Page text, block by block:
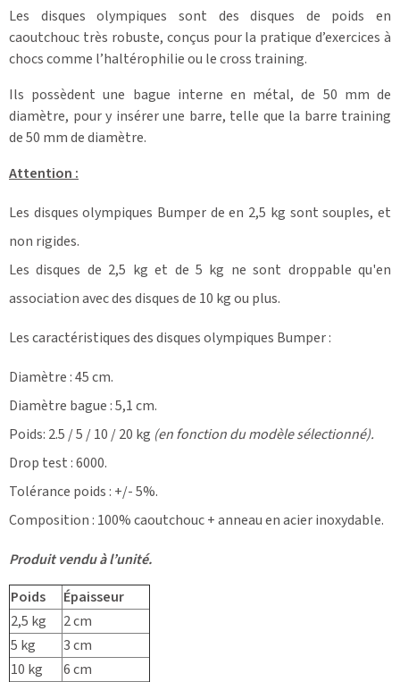
Les disques olympiques sont des disques de poids en
caoutchouc très robuste, conçus pour la pratique d’exercices à
chocs comme l’haltérophilie ou le cross training.
Ils possèdent une bague interne en métal, de 50 mm de
diamètre, pour y insérer une barre, telle que la barre training
de 50 mm de diamètre.
Attention :
Les disques olympiques Bumper de en 2,5 kg sont souples, et
non rigides.
Les disques de 2,5 kg et de 5 kg ne sont droppable qu'en
association avec des disques de 10 kg ou plus.
Les caractéristiques des disques olympiques Bumper :
Diamètre : 45 cm.
Diamètre bague : 5,1 cm.
Poids: 2.5 / 5 / 10 / 20 kg (en fonction du modèle sélectionné).
Drop test : 6000.
Tolérance poids : +/- 5%.
Composition : 100% caoutchouc + anneau en acier inoxydable.
Produit vendu à l’unité.
Poids
Épaisseur
2,5 kg
2 cm
5 kg
3 cm
10 kg
6 cm